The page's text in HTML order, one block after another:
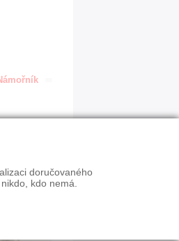
doručovaného
kdo nemá.